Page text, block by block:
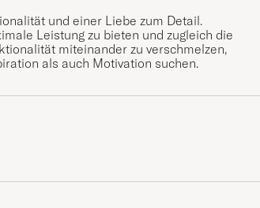
und einer Liebe zum Detail.
Leistung zu bieten und zugleich die
miteinander zu verschmelzen,
als auch Motivation suchen.